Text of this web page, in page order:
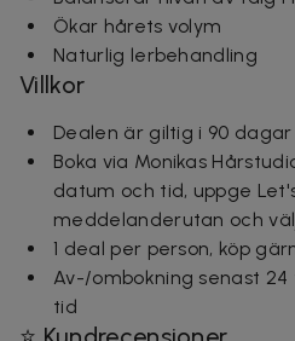
Ökar hårets volym
Naturlig lerbehandling
Villkor
Dealen är giltig i 90
Boka via Monikas
datum och tid, uppge
meddelanderutan och
1 deal per person, köp
Av-/ombokning senast
tid